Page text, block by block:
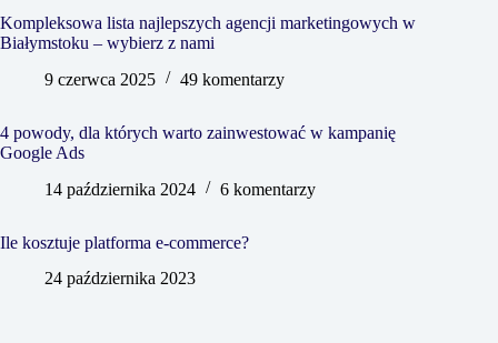
Kompleksowa lista najlepszych agencji marketingowych w
Białymstoku – wybierz z nami
9 czerwca 2025
49 komentarzy
4 powody, dla których warto zainwestować w kampanię
Google Ads
14 października 2024
6 komentarzy
Ile kosztuje platforma e-commerce?
24 października 2023